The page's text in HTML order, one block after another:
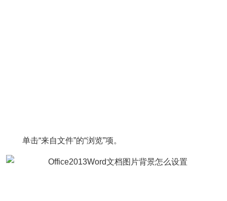
单击“来自文件”的“浏览”项。